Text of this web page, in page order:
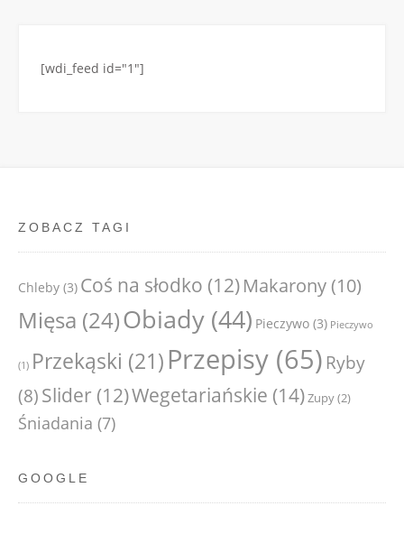
[wdi_feed id="1"]
ZOBACZ TAGI
Chleby (3) Coś na słodko (12)Makarony (10)
Mięsa (24)Obiady (44) Pieczywo (3) Pieczywo
(1) Przekąski (21) Przepisy (65) Ryby
(8) Slider (12)Wegetariańskie (14)Zupy(2)
Śniadania (7)
GOOGLE